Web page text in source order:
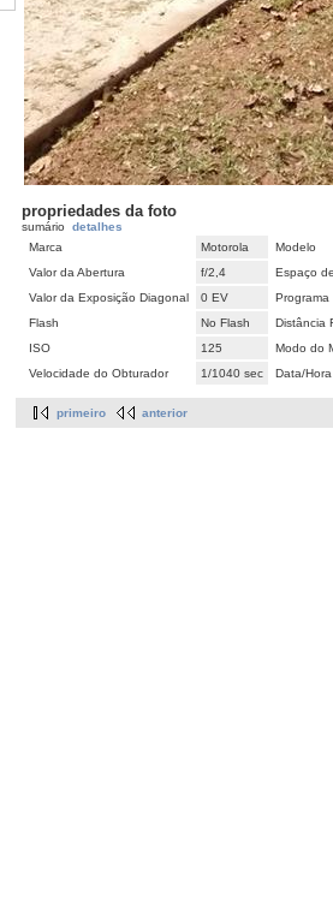
propriedades da foto
sumário detalhes
Marca
Motorola
Modelo
Valor da Abertura
f/2,4
Espaço
Valor da Exposição Diagonal
0 EV
Flash
No Flash
Distância
ISO
125
Modo do
Velocidade do Obturador
1/1040 sec Data/Hora
primeiro anterior